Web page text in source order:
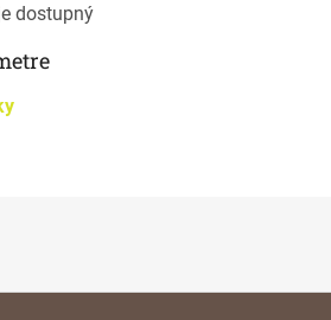
dostupný